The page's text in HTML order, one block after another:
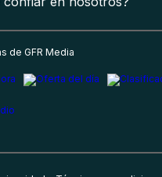
de GFR Media